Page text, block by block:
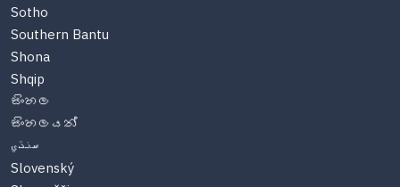
Sotho
Southern Bantu
Shona
Shqip
සිංහල
සිංහලයන්
سنڌي
Slovenský